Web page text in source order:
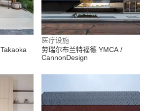
医疗设施
劳瑞尔布兰特福德 YMCA /
CannonDesign